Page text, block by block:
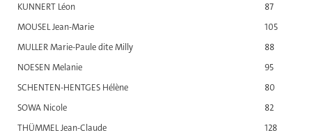
KUNNERT Léon
87
MOUSEL Jean-Marie
105
MULLER Marie-Paule dite Milly
88
NOESEN Melanie
95
SCHENTEN-HENTGES Hélène
80
SOWA Nicole
82
THÜMMEL Jean-Claude
128